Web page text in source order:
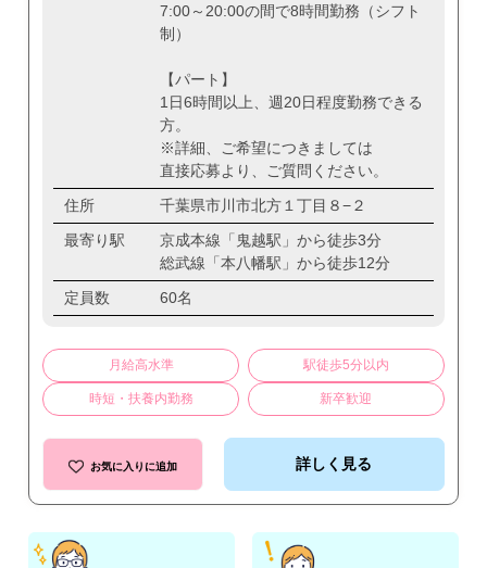
7:00～20:00の間で8時間勤務（シフト
制）
【パート】
1日6時間以上、週20日程度勤務できる
方。
※詳細、ご希望につきましては
直接応募より、ご質問ください。
住所
千葉県市川市北方１丁目８−２
最寄り駅
京成本線「鬼越駅」から徒歩3分
総武線「本八幡駅」から徒歩12分
定員数
60名
月給高水準 駅徒歩5分以内
時短・扶養内勤務 新卒歓迎
お気に入りに追加 詳しく見る